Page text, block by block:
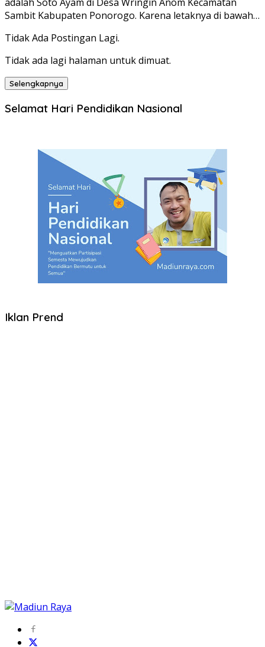
Sambit Kabupaten Ponorogo. Karena letaknya di bawah…
Tidak Ada Postingan Lagi.
Tidak ada lagi halaman untuk dimuat.
Selengkapnya
Selamat Hari Pendidikan Nasional
Iklan Prend